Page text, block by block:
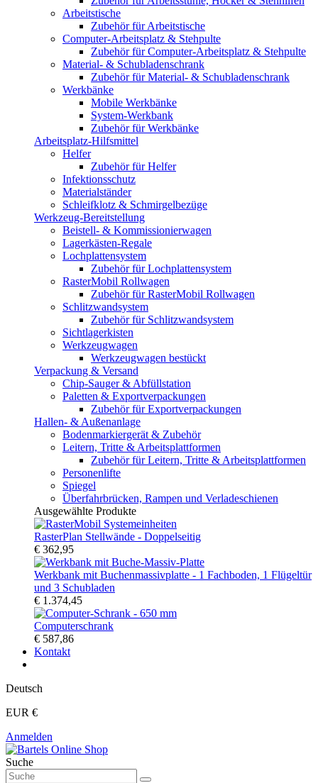
Arbeitstische
Zubehör für Arbeitstische
Computer-Arbeitsplatz & Stehpulte
Zubehör für Computer-Arbeitsplatz & Stehpulte
Material- & Schubladenschrank
Zubehör für Material- & Schubladenschrank
Werkbänke
Mobile Werkbänke
System-Werkbank
Zubehör für Werkbänke
Arbeitsplatz-Hilfsmittel
Helfer
Zubehör für Helfer
Infektionsschutz
Materialständer
Schleifklotz & Schmirgelbezüge
Werkzeug-Bereitstellung
Beistell- & Kommissionierwagen
Lagerkästen-Regale
Lochplattensystem
Zubehör für Lochplattensystem
RasterMobil Rollwagen
Zubehör für RasterMobil Rollwagen
Schlitzwandsystem
Zubehör für Schlitzwandsystem
Sichtlagerkisten
Werkzeugwagen
Werkzeugwagen bestückt
Verpackung & Versand
Chip-Sauger & Abfüllstation
Paletten & Exportverpackungen
Zubehör für Exportverpackungen
Hallen- & Außenanlage
Bodenmarkiergerät & Zubehör
Leitern, Tritte & Arbeitsplattformen
Zubehör für Leitern, Tritte & Arbeitsplattformen
Personenlifte
Spiegel
Überfahrbrücken, Rampen und Verladeschienen
Ausgewählte Produkte
RasterPlan Stellwände - Doppelseitig
€ 362,95
Werkbank mit Buchenmassivplatte - 1 Fachboden, 1 Flügeltür
und 3 Schubladen
€ 1.374,45
Computerschrank
€ 587,86
Kontakt
Deutsch
EUR €
Anmelden
Suche